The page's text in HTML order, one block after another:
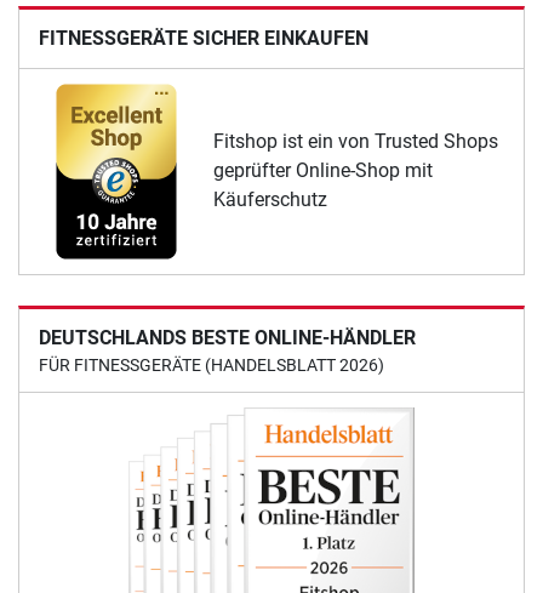
FITNESSGERÄTE SICHER EINKAUFEN
Fitshop ist ein von Trusted Shops
geprüfter Online-Shop mit
Käuferschutz
DEUTSCHLANDS BESTE ONLINE-HÄNDLER
FÜR FITNESSGERÄTE (HANDELSBLATT 2026)